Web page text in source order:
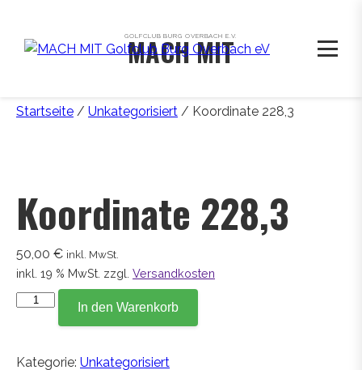
GOLFCLUB BURG OVERBACH E.V.
MACH MIT
Startseite / Unkategorisiert / Koordinate 228,3
Koordinate 228,3
50,00 € inkl. MwSt.
inkl. 19 % MwSt. zzgl. Versandkosten
Koordinate
In den Warenkorb
Kategorie: Unkategorisiert